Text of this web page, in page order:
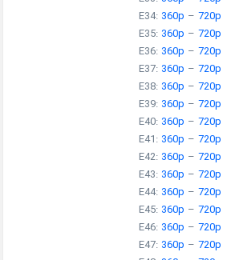
E34: 360p – 720p
E35: 360p – 720p
E36: 360p – 720p
E37: 360p – 720p
E38: 360p – 720p
E39: 360p – 720p
E40: 360p – 720p
E41: 360p – 720p
E42: 360p – 720p
E43: 360p – 720p
E44: 360p – 720p
E45: 360p – 720p
E46: 360p – 720p
E47: 360p – 720p